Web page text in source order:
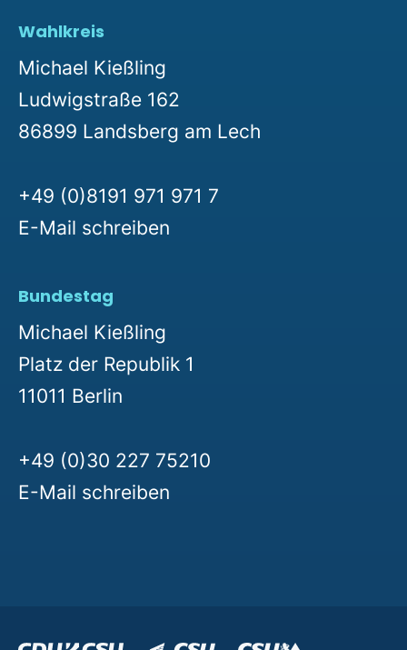
Wahlkreis
Michael Kießling
Ludwigstraße 162
86899 Landsberg am Lech
+49 (0)8191 971 971 7
E-Mail schreiben
Bundestag
Michael Kießling
Platz der Republik 1
11011 Berlin
+49 (0)30 227 75210
E-Mail schreiben